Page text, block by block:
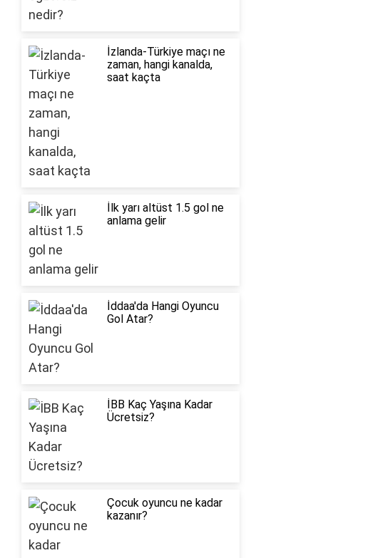
İzlanda-Türkiye maçı ne
zaman, hangi kanalda,
saat kaçta
İlk yarı altüst 1.5 gol ne
anlama gelir
İddaa'da Hangi Oyuncu
Gol Atar?
İBB Kaç Yaşına Kadar
Ücretsiz?
Çocuk oyuncu ne kadar
kazanır?